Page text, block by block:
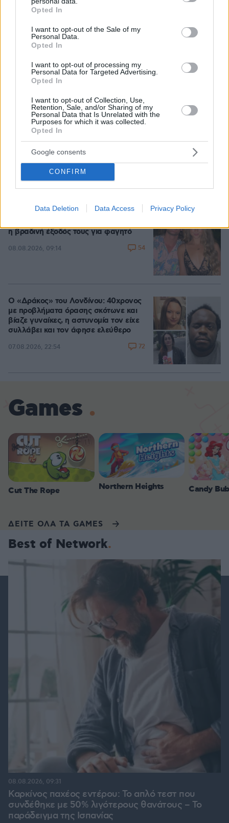
grant or deny consent to Google and its third-party tags to
use your data for below specified purposes in below Google
consent section.
Opted In
I want to opt-out of the Sale of my
Personal Data.
Opted In
I want to opt-out of processing my
Personal Data for Targeted Advertising.
Opted In
I want to opt-out of Collection, Use,
Retention, Sale, and/or Sharing of my
Personal Data that Is Unrelated with the
Purposes for which it was collected.
Opted In
Google consents
CONFIRM
Data Deletion Data Access Privacy Policy
Τι έγραφαν οι ξένοι ανταποκριτές σε
τηλεγραφήματά τους από τη Μικρά
08.08.2026, 10:26 12
«Πόσα θέλεις για το κορίτσι;»:
Τουρίστας στην Κρήτη ζητά... τιμή για
να ασελγήσει σε ανήλικη, τι
καταγγέλλει ο ιδιοκτήτης επιχείρησης
07.08.2026, 18:22
Η φωτογραφία του Τσιτσιπά αγκαλιά
η βραδινή έξοδός τους για φαγητό
08.08.2026, 09:14 54
Ο «Δράκος» του Λονδίνου: 40χρονος
με προβλήματα όρασης σκότωνε και
βίαζε γυναίκες, η αστυνομία τον είχε
συλλάβει και τον άφησε ελεύθερο
07.08.2026, 22:54 72
Games
Cut The Rope Northern Heights Candy
ΔΕΙΤΕ ΟΛΑ ΤΑ GAMES
Best of Network
Καρκίνος παχέος εντέρου: Το απλό τεστ που
συνδέθηκε με 50% λιγότερους θανάτους – Το
παράδειγμα της Ισπανίας
08.08.2026, 09:31